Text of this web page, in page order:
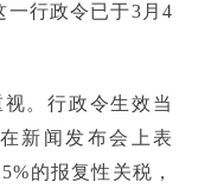
一行政令已于3月4
。行政令生效当
新闻发布会上表
的报复性关税，